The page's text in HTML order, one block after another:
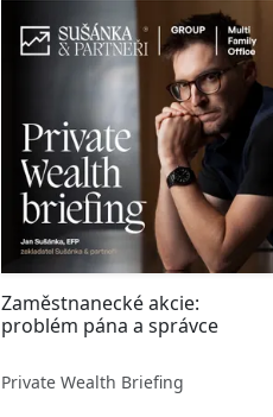
Zaměstnanecké akcie:
problém pána a správce
Private Wealth Briefing